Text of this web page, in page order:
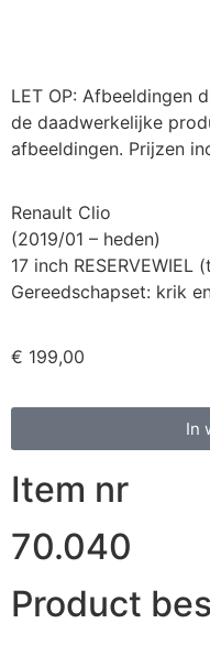
LET OP: Afbeeldingen
de daadwerkelijke
afbeeldingen. Prijzen
Renault Clio
(2019/01 – heden)
17 inch RESERVEWIEL
Gereedschapset: krik
€ 199,00
In
Item nr
70.040
Product